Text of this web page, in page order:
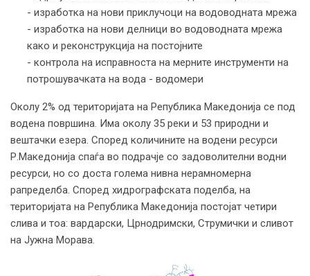
- изработка на нови приклучоци на водоводната мрежа
- изработка на нови делници во водоводната мрежа
како и реконструкција на постојните
- контрола на исправноста на мерните инструменти на
потрошувачката на вода - водомери
Околу 2% од територијата на Република Македонија се под
водена површина. Има околу 35 реки и 53 природни и
вештачки езера. Според количините на водени ресурси
Р.Македонија спаѓа во подрачје со задоволителни водни
ресурси, но со доста голема нивна нерамномерна
рапределба. Според хидрографската поделба, на
територијата на Република Македонија постојат четири
слива и тоа: вардарски, Црнодримски, Струмички и сливот
на Јужна Морава.